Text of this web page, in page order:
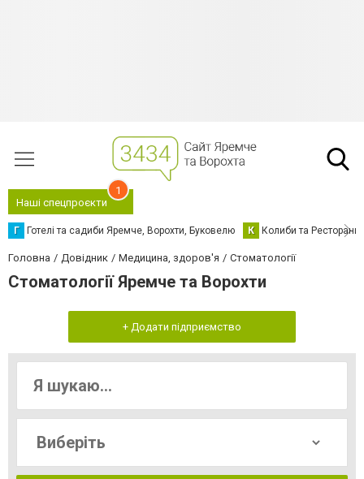
Наші спецпроєкти
1
Г Готелі та садиби Яремче, Ворохти, Буковелю К Колиби та Ресторани
Головна Довідник Медицина, здоров'я Стоматології
Стоматології Яремче та Ворохти
+ Додати підприємство